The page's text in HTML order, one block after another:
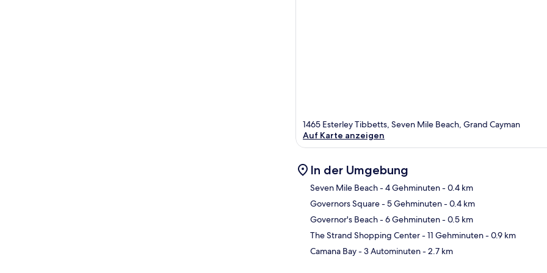
1465 Esterley Tibbetts, Seven Mile Beach, Grand Cayman
Auf Karte anzeigen
In der Umgebung
Seven Mile Beach- 4 Gehminuten- 0.4 km
Governors Square- 5 Gehminuten- 0.4 km
Governor's Beach- 6 Gehminuten- 0.5 km
The Strand Shopping Center- 11 Gehminuten- 0.9 km
Camana Bay- 3 Autominuten- 2.7 km